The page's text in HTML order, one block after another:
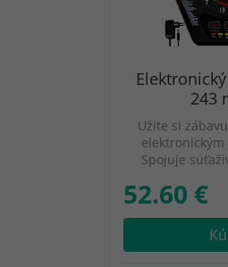
243
Užite si
elektronickým
Spojuje
52.60 €